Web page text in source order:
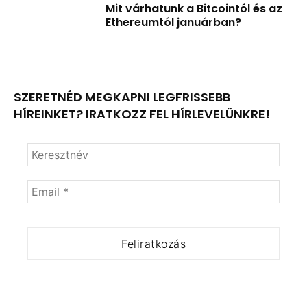
Mit várhatunk a Bitcointól és az
Ethereumtól januárban?
SZERETNÉD MEGKAPNI LEGFRISSEBB
HÍREINKET? IRATKOZZ FEL HÍRLEVELÜNKRE!